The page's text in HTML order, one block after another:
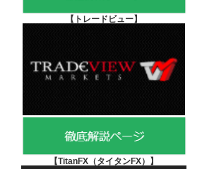
【 トレードビュー】
【TitanFX（タイタンFX） 】